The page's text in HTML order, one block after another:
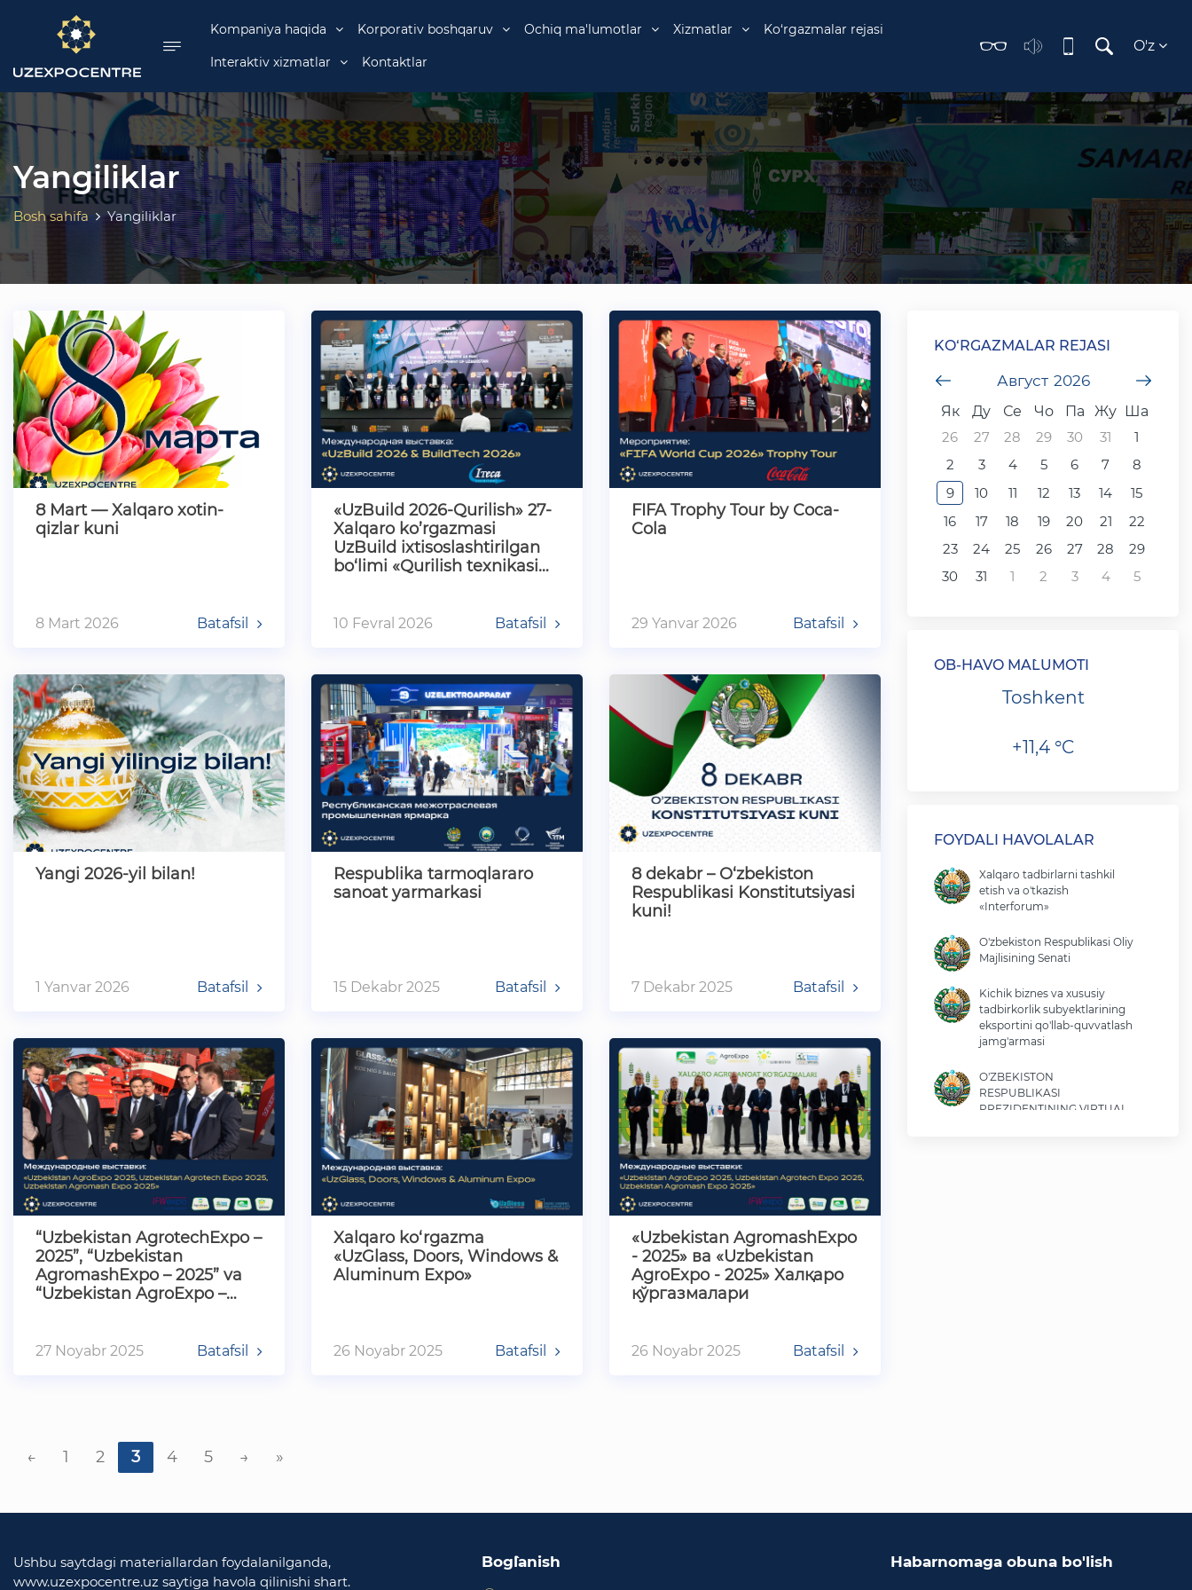
menu Kompaniya haqida Korporativ boshqaruv Ochiq ma'lumotlar Xizmatlar Ko‘rgazmalar rejasi
Interaktiv xizmatlar Kontaktlar
O'z
Yangiliklar
Bosh sahifa Yangiliklar
8 Mart — Xalqaro xotin-
qizlar kuni
8 Mart 2026 Batafsil
«UzBuild 2026-Qurilish» 27-
Xalqaro ko’rgazmasi
UzBuild ixtisoslashtirilgan
bo‘limi «Qurilish texnikasi
10 Fevral 2026 Batafsil
FIFA Trophy Tour by Coca-
Cola
29 Yanvar 2026 Batafsil
Yangi 2026-yil bilan!
1 Yanvar 2026 Batafsil
Respublika tarmoqlararo
sanoat yarmarkasi
15 Dekabr 2025 Batafsil
8 dekabr – O‘zbekiston
Respublikasi Konstitutsiyasi
kuni!
7 Dekabr 2025 Batafsil
“Uzbekistan AgrotechExpo –
2025”, “Uzbekistan
AgromashExpo – 2025” va
“Uzbekistan AgroExpo –
27 Noyabr 2025 Batafsil
Xalqaro ko‘rgazma
«UzGlass, Doors, Windows &
Aluminum Expo»
26 Noyabr 2025 Batafsil
«Uzbekistan AgromashExpo
- 2025» ва «Uzbekistan
AgroExpo - 2025» Халқаро
кўргазмалари
26 Noyabr 2025 Batafsil
← 1 2 3 4 5 → »
KO‘RGAZMALAR REJASI
Август 2026
undefined
Як
Ду Се Чо Па Жу Ша
26
27 28 29 30 31
1
2
3 4 5 6 7
8
9
10 11 12 13 14
15
16
17 18 19 20 21
22
23
24 25 26 27 28
29
30
31 1 2 3 4 5
OB-HAVO MA`LUMOTI
Toshkent
+11,4 °C
FOYDALI HAVOLALAR
Xalqaro tadbirlarni tashkil
etish va o'tkazish
«Interforum»
O'zbekiston Respublikasi Oliy
Majlisining Senati
Kichik biznes va xususiy
tadbirkorlik subyektlarining
eksportini qo'llab-quvvatlash
jamg'armasi
O'ZBEKISTON
RESPUBLIKASI
PREZIDENTINING VIRTUAL
Ushbu saytdagi materiallardan foydalanilganda,
www.uzexpocentre.uz saytiga havola qilinishi shart.
Bog`lanish Habarnomaga obuna bo'lish